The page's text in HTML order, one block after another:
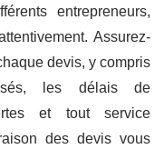
entrepreneurs,
Assurez-
devis, y compris
les délais de
et tout service
des devis vous